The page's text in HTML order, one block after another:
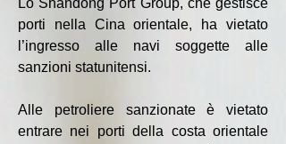
Lo Shandong Port Group, che gestisce
porti nella Cina orientale, ha vietato
l’ingresso alle navi soggette alle
sanzioni statunitensi.
Alle petroliere sanzionate è vietato
entrare nei porti della costa orientale